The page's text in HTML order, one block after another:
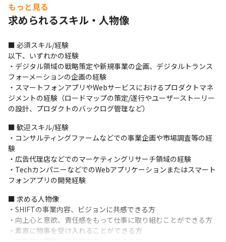
・Design（デザイン）Agility（迅速性）Assembly（組み合わ
せ）Economic Quality（経済品質）の頭⽂字をとった造語で、CX
ことが必要な現代の開発を表現しています
＜募集背景＞
2020年に立ち上げたDAAE部ではクライアントワークだけではな
く、自社の新規事業、お客様向けのサービス開発、あるいは資本
業務提携などの経営Agendaに取り組んでいます。これから、企画
したプロダクトをカタチにする時期に入り、全体を俯瞰しリード
できるプロダクトマネージャーの存在が必要不可欠であるため、
本ポジションを募集します。
＜クライアント企業＞
以下の業界において、事業会社や大手・中堅SIerなど幅広い顧客
ポートフォリオを形成しています。
・金融業界：銀行、証券、保険（生保、損保）、FX、電子マネー
など
・流通業界：流通、小売りなど
・パッケージソフトウェア業界：医療、財務会計、販売管理、在
庫管理、人事給与など
・Webモバイル業界：大型ポータルサイト、ECサイト、スマホア
もっと見る
求められるスキル・人物像
■ 必須スキル/経験
以下、いずれかの経験
・デジタル領域の戦略策定や新規事業の企画、デジタルトランス
フォーメーションの企画の経験
・スマートフォンアプリやWebサービスにおけるプロダクトマネ
ジメントの経験（ロードマップの策定/遂行やユーザーストーリー
の設計、プロダクトのバックログ管理など）
■ 歓迎スキル/経験
・コンサルティングファームなどでの事業企画や市場調査等の経
験
・広告代理店などでのマーケティングリサーチ領域の経験
・TechカンパニーなどでのWebアプリケーションまたはスマート
フォンアプリの開発経験
■ 求める人物像
・SHIFTの事業内容、ビジョンに共感できる方
・向上心と意欲、責任感をもって仕事に取り組むことができる方
・素直に物事を受け入れることができる方